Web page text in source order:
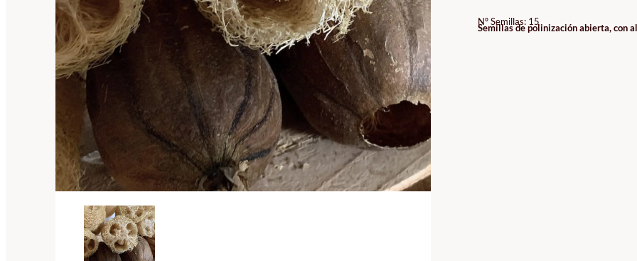
Nº Semillas: 15
Semillas de polinización abierta, con